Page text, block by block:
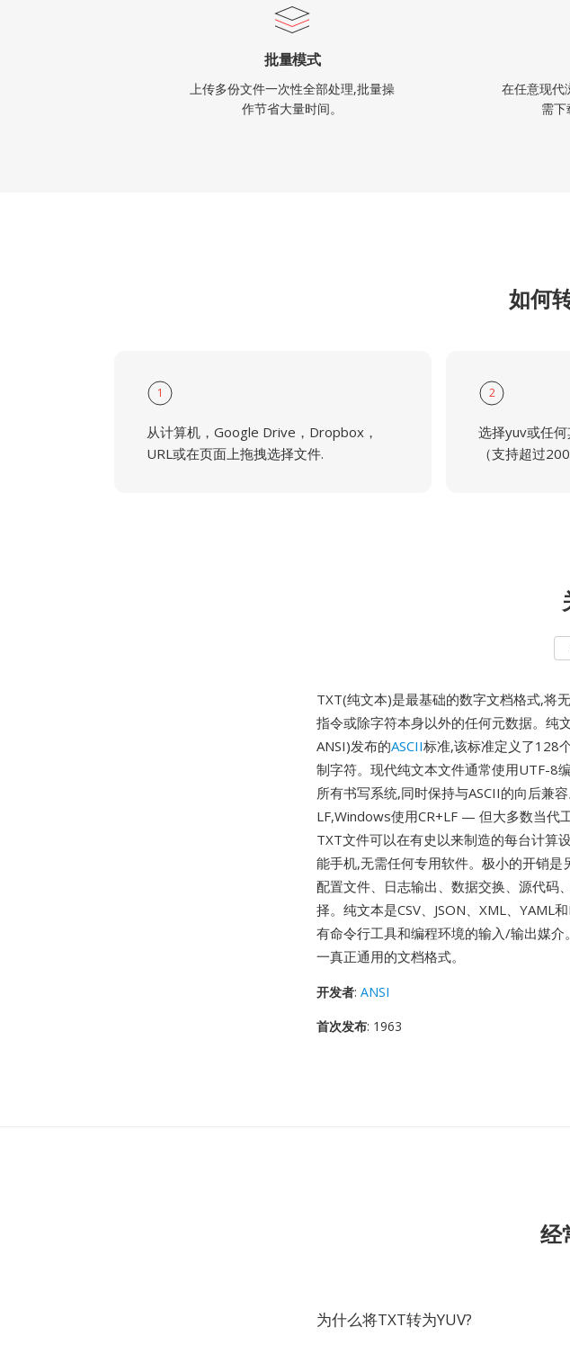
批量模式
上传多份文件一次性全部处理,批量操
作节省大量时间。
在任意现代
需下
如何
1
从计算机，Google Drive，Dropbox，
URL或在页面上拖拽选择文件.
2
选择yuv或任
（支持超过
TXT(纯文本)是最基础的数字文档格式,将
指令或除字符本身以外的任何元数据。纯
ANSI)发布的ASCII标准,该标准定义了128
制字符。现代纯文本文件通常使用UTF-8
所有书写系统,同时保持与ASCII的向后兼
LF,Windows使用CR+LF — 但大多数当
TXT文件可以在有史以来制造的每台计算
能手机,无需任何专用软件。极小的开销
配置文件、日志输出、数据交换、源代码
择。纯文本是CSV、JSON、XML、
有命令行工具和编程环境的输入/输出媒
一真正通用的文档格式。
开发者: ANSI
首次发布: 1963
经
为什么将TXT转为YUV?